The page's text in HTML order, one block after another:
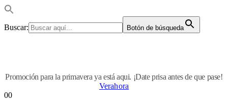
Buscar: Botón de búsqueda
Promoción para la primavera ya está aqui. ¡Date prisa antes de que pase!
Verahora
00